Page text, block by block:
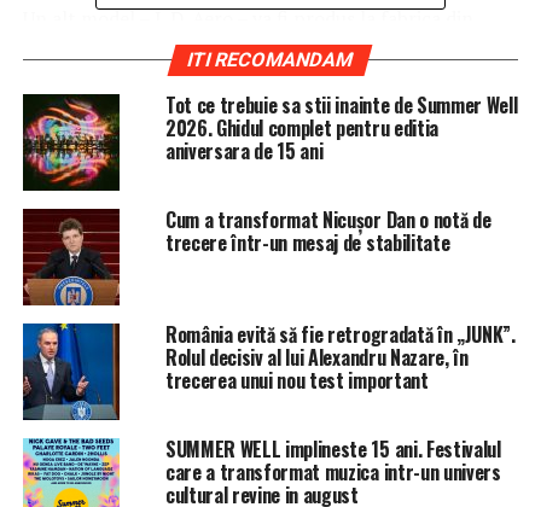
Un alt model – I. D. Aero – va fi produs la fabrica din
Emden, Germania, unde se realizează în prezent sedanul
De asemenea, Volkswagen, cel mai mare producător
auto european, ar urma să negocieze alianţe cu rivala
Ford şi cu firma sud-coreeană SK Innovation, care
produce baterii destinate automobilelor electrice,
adaugă sursele.
Acestea precizează că o camionetă electrică, ID Buzz, ar
urma să fie fabricată la uzina VW din Hanovra, unde este
produsă şi camioneta T6. Pentru a majora producţia de
vehicule electrice Hanovra, camionetele de transport
ale VW ar putea fi produse la fabrica Ford din Turcia,
dacă sindicatele germane sunt de acord.
Alte surse au declarat recent, pentru Reuters, că
ITI RECOMANDAM
Tot ce trebuie sa stii inainte de Summer Well
2026. Ghidul complet pentru editia
aniversara de 15 ani
Cum a transformat Nicușor Dan o notă de
trecere într-un mesaj de stabilitate
România evită să fie retrogradată în „JUNK”.
Rolul decisiv al lui Alexandru Nazare, în
trecerea unui nou test important
SUMMER WELL implineste 15 ani. Festivalul
care a transformat muzica intr-un univers
cultural revine in august